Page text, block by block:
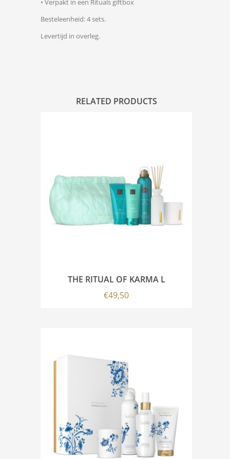
• Verpakt in een Rituals giftbox
Besteleenheid: 4 sets.
Levertijd in overleg.
RELATED PRODUCTS
THE RITUAL OF KARMA L
€49,50